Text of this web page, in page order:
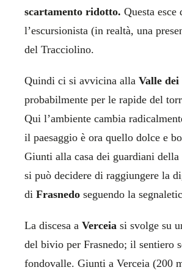
scartamento ridotto. Questa esce
l’escursionista (in realtà, una
del Tracciolino.
Quindi ci si avvicina alla Valle
probabilmente per le rapide del
Qui l’ambiente cambia
il paesaggio è ora quello dolce e
Giunti alla casa dei guardiani
si può decidere di raggiungere la
di Frasnedo seguendo la
La discesa a Verceia si svolge su
del bivio per Frasnedo; il sentiero
fondovalle. Giunti a Verceia (200